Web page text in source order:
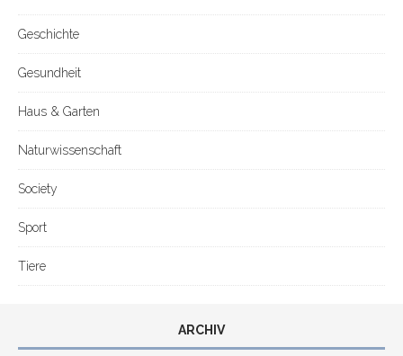
Geschichte
Gesundheit
Haus & Garten
Naturwissenschaft
Society
Sport
Tiere
ARCHIV